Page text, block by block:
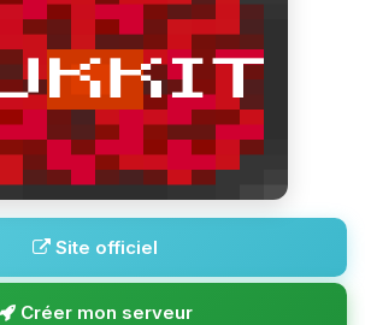
Site officiel
Créer mon serveur